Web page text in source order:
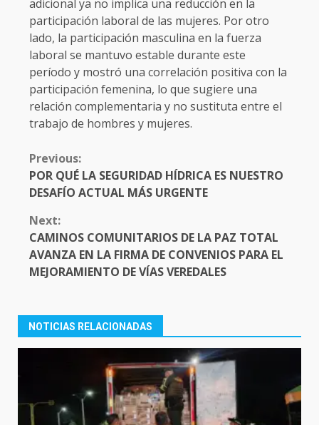
adicional ya no implica una reducción en la
participación laboral de las mujeres. Por otro
lado, la participación masculina en la fuerza
laboral se mantuvo estable durante este
período y mostró una correlación positiva con la
participación femenina, lo que sugiere una
relación complementaria y no sustituta entre el
trabajo de hombres y mujeres.
CONTINUE
READING
Previous:
POR QUÉ LA SEGURIDAD HÍDRICA ES NUESTRO
DESAFÍO ACTUAL MÁS URGENTE
Next:
CAMINOS COMUNITARIOS DE LA PAZ TOTAL
AVANZA EN LA FIRMA DE CONVENIOS PARA EL
MEJORAMIENTO DE VÍAS VEREDALES
NOTICIAS RELACIONADAS